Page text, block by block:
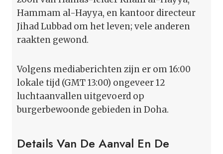
Hammam al-Hayya, en kantoor directeur
Jihad Lubbad om het leven; vele anderen
raakten gewond.
Volgens mediaberichten zijn er om 16:00
lokale tijd (GMT 13:00) ongeveer 12
luchtaanvallen uitgevoerd op
burgerbewoonde gebieden in Doha.
Details Van De Aanval En De